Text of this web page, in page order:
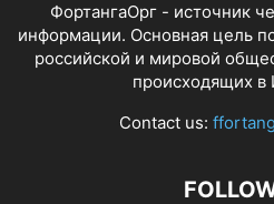
ФортангаОрг - источник
информации. Основная цель
российской и мировой
происходящих в
Contact us: